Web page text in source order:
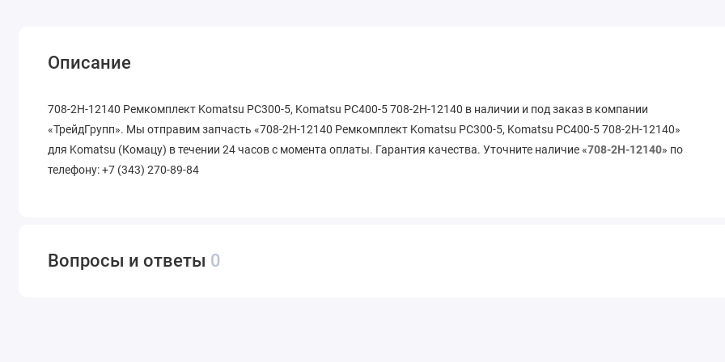
Описание
708-2H-12140 Ремкомплект Komatsu PC300-5, Komatsu PC400-5 708-2H-12140 в наличии и под заказ в компании
«ТрейдГрупп». Мы отправим запчасть «708-2H-12140 Ремкомплект Komatsu PC300-5, Komatsu PC400-5 708-2H-12140»
для Komatsu (Комацу) в течении 24 часов с момента оплаты. Гарантия качества. Уточните наличие «708-2H-12140» по
телефону: +7 (343) 270-89-84
Вопросы и ответы 0